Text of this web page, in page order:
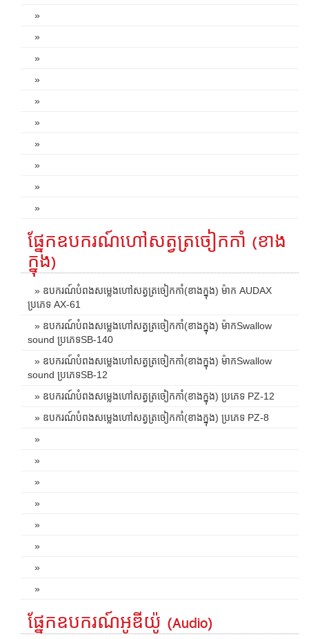
»
»
»
»
»
»
»
»
»
»
ផ្នែកឧបករណ៍ហៅសត្វត្រចៀកកាំ (ខាង
ក្នុង)
» ឧបករណ៍បំពងសម្លេងហៅសត្វត្រចៀកកាំ(ខាងក្នុង) ម៉ាក AUDAX
ប្រភេទ AX-61
» ឧបករណ៍បំពងសម្លេងហៅសត្វត្រចៀកកាំ(ខាងក្នុង) ម៉ាកSwallow
sound ប្រភេទSB-140
» ឧបករណ៍បំពងសម្លេងហៅសត្វត្រចៀកកាំ(ខាងក្នុង) ម៉ាកSwallow
sound ប្រភេទSB-12
» ឧបករណ៍បំពងសម្លេងហៅសត្វត្រចៀកកាំ(ខាងក្នុង) ប្រភេទ PZ-12
» ឧបករណ៍បំពងសម្លេងហៅសត្វត្រចៀកកាំ(ខាងក្នុង) ប្រភេទ PZ-8
»
»
»
»
»
»
»
»
ផ្នែកឧបករណ៍អូឌីយ៉ូ (Audio)